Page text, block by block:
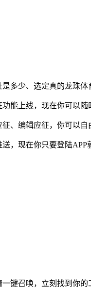
少、选定真的龙珠体
上线，现在你可以随
编辑应征，你可以自
现在你只要登陆APP
召唤，立刻找到你的